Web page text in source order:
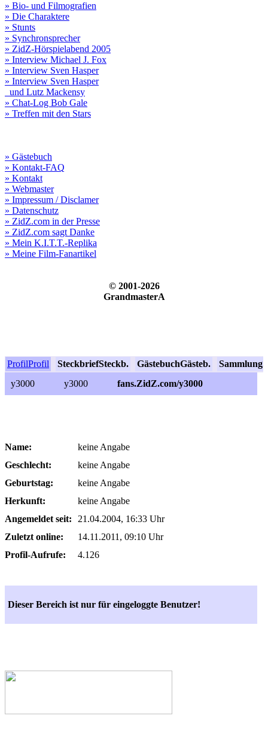
» Bio- und Filmografien
» Die Charaktere
» Stunts
» Synchronsprecher
» ZidZ-Hörspielabend 2005
» Interview Michael J. Fox
» Interview Sven Hasper
» Interview Sven Hasper
und Lutz Mackensy
» Chat-Log Bob Gale
» Treffen mit den Stars
» Gästebuch
» Kontakt-FAQ
» Kontakt
» Webmaster
» Impressum / Disclamer
» Datenschutz
» ZidZ.com in der Presse
» ZidZ.com sagt Danke
» Mein K.I.T.T.-Replika
» Meine Film-Fanartikel
© 2001-2026
GrandmasterA
ProfilProfil SteckbriefSteckb. GästebuchGästeb. Sammlung
y3000
y3000 fans.ZidZ.com/y3000
Name:
keine Angabe
Geschlecht:
keine Angabe
Geburtstag:
keine Angabe
Herkunft:
keine Angabe
Angemeldet seit:
21.04.2004, 16:33 Uhr
Zuletzt online:
14.11.2011, 09:10 Uhr
Profil-Aufrufe:
4.126
Dieser Bereich ist nur für eingeloggte Benutzer!